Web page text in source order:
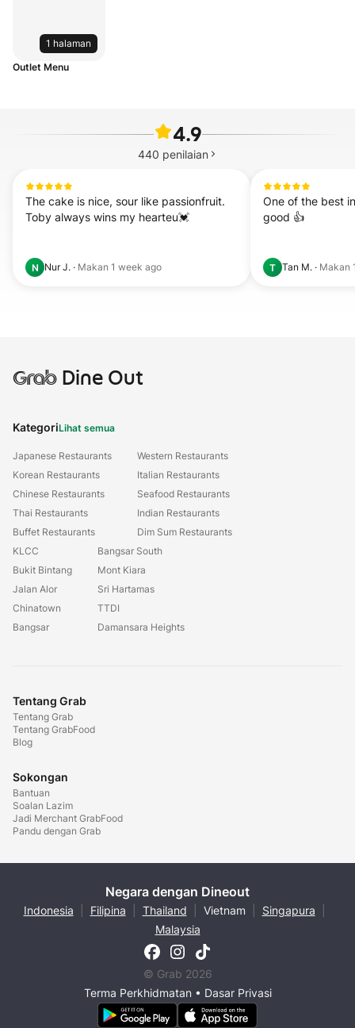
1 halaman
Outlet Menu
4.9
440 penilaian
The cake is nice, sour like passionfruit.
Toby always wins my hearteu💓
N Nur J. · Makan 1 week ago
One of the best
good 👍
T Tan M. · Makan
GrabDine Out
KategoriLihat semua
Japanese Restaurants
Korean Restaurants
Chinese Restaurants
Thai Restaurants
Buffet Restaurants
Western Restaurants
Italian Restaurants
Seafood Restaurants
Indian Restaurants
Dim Sum Restaurants
KLCC
Bukit Bintang
Jalan Alor
Chinatown
Bangsar
Bangsar South
Mont Kiara
Sri Hartamas
TTDI
Damansara Heights
Tentang Grab
Tentang Grab
Tentang GrabFood
Blog
Sokongan
Bantuan
Soalan Lazim
Jadi Merchant GrabFood
Pandu dengan Grab
Negara dengan Dineout
Indonesia Filipina Thailand Vietnam Singapura
Malaysia
© Grab 2026
Terma Perkhidmatan• Dasar Privasi